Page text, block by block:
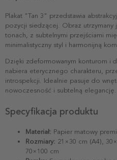
Plakat "Tan 3" przedstawia
pozycji siedzącej. Obraz utrzymany
tonach, z subtelnymi przejściami
minimalistyczny styl i harmonijną
Dzięki zdeformowanym konturom i
nabiera eterycznego charakteru,
introspekcji. Idealnie pasuje do
nowoczesność i subtelną elegancję.
Specyfikacja produktu
Materiał: Papier matowy
Rozmiary: 21×30 cm (A4),
70×100 cm